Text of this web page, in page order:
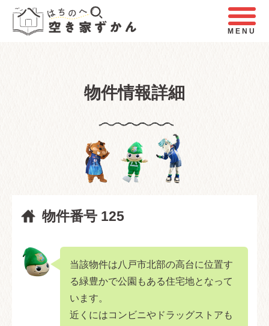
MENU
物件情報詳細
物件番号 125
当該物件は八戸市北部の高台に位置す
る緑豊かで公園もある住宅地となって
います。
近くにはコンビニやドラッグストアも